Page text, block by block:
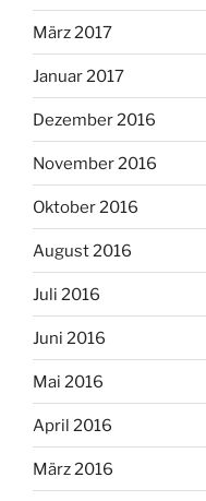
März 2017
Januar 2017
Dezember 2016
November 2016
Oktober 2016
August 2016
Juli 2016
Juni 2016
Mai 2016
April 2016
März 2016